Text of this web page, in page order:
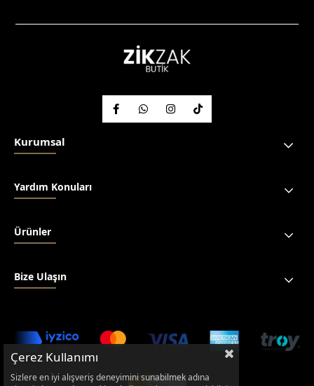
Kurumsal
Yardım Konuları
Ürünler
Bize Ulaşın
Çerez Kullanımı
Sizlere en iyi alışveriş deneyimini sunabilmek adına